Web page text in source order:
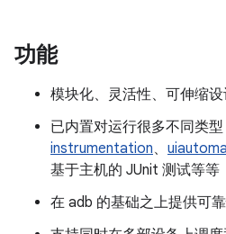
功能
模块化、灵活性、可伸缩
已内置对运行很多不同类型
instrumentation、
基于主机的 JUnit 测试等等
在 adb 的基础之上提供可